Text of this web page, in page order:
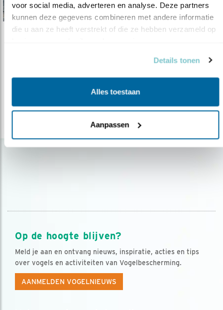
voor social media, adverteren en analyse. Deze partners
kunnen deze gegevens combineren met andere informatie
die u aan ze heeft verstrekt of die ze hebben verzameld op
Details tonen
Alles toestaan
Aanpassen
Natuur krijgt grotere rol in ruimtelijke..
Op de hoogte blijven?
Meld je aan en ontvang nieuws, inspiratie, acties en tips
over vogels en activiteiten van Vogelbescherming.
AANMELDEN VOGELNIEUWS